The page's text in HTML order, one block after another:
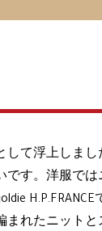
て浮上しま
す。洋服で
H.P.FRANCE
れたニット